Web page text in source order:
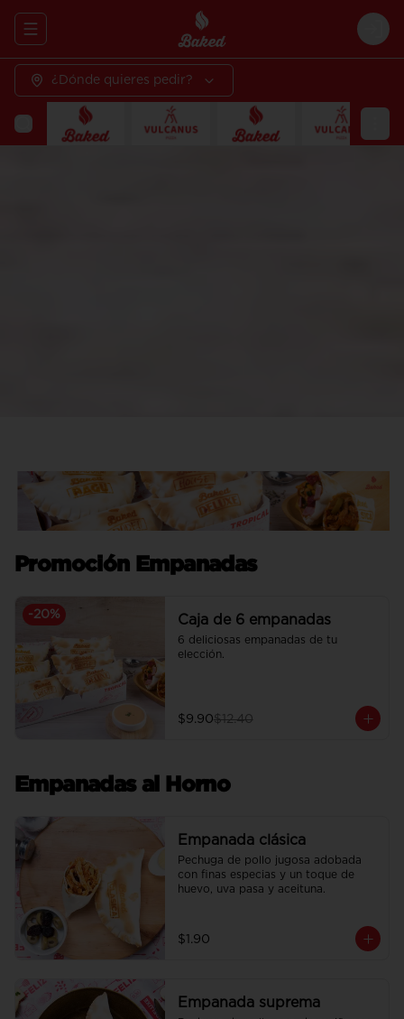
Abrir menu de navegación
¿Dónde quieres pedir?
Promoción Empanadas
-20% Caja de 6 empanadas
6 deliciosas empanadas de tu
elección.
$9.90$12.40
Empanadas al Horno
Empanada clásica
Pechuga de pollo jugosa adobada
con finas especias y un toque de
huevo, uva pasa y aceituna.
$1.90
Empanada suprema